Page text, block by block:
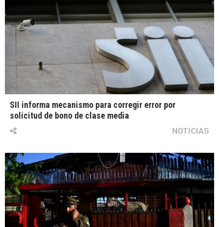
SII informa mecanismo para corregir error por
solicitud de bono de clase media
NOTICIAS